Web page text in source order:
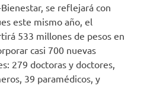
se reflejará con
este mismo año, el
533 millones de pesos en
casi 700 nuevas
279 doctoras y doctores,
39 paramédicos, y